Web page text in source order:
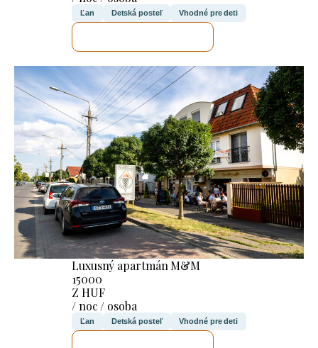
Ľan Detská posteľ Vhodné pre deti
Luxusný apartmán M&M
15000
Z HUF
/ noc / osoba
Ľan Detská posteľ Vhodné pre deti